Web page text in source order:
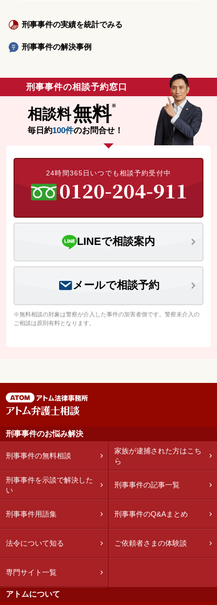
刑事事件の実績を統計でみる
刑事事件の解決事例
刑事事件の相談予約窓口
相談料無料
毎日約100件のお問合せ！
24時間365日いつでも相談予約受付中
LINEで相談案内
メールで相談予約
※無料相談の対象は警察が介入した事件の加害者側です。警察未介入の
ご相談は原則有料となります。
刑事事件のお悩み解決
刑事事件の無料相談
家族が逮捕された方はこち
ら
刑事事件を示談で解決した
い
刑事事件の記事一覧
刑事事件用語集 刑事事件のQ&Aまとめ
法令について知る ご依頼者さまの体験談
専門サイト一覧
アトムについて